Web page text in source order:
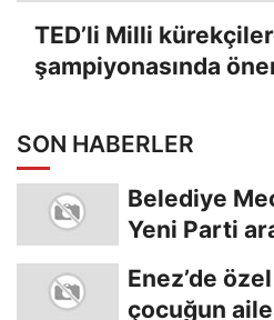
TED’li Milli
şampiyonasında
SON HABERLER
Belediye
Yeni Parti
Enez’de
çocuğun